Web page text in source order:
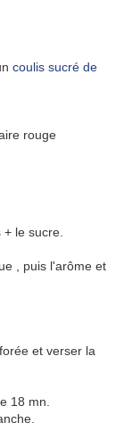
coulis sucré de
rouge
le sucre.
, puis l'arôme et
et verser la
18 mn.